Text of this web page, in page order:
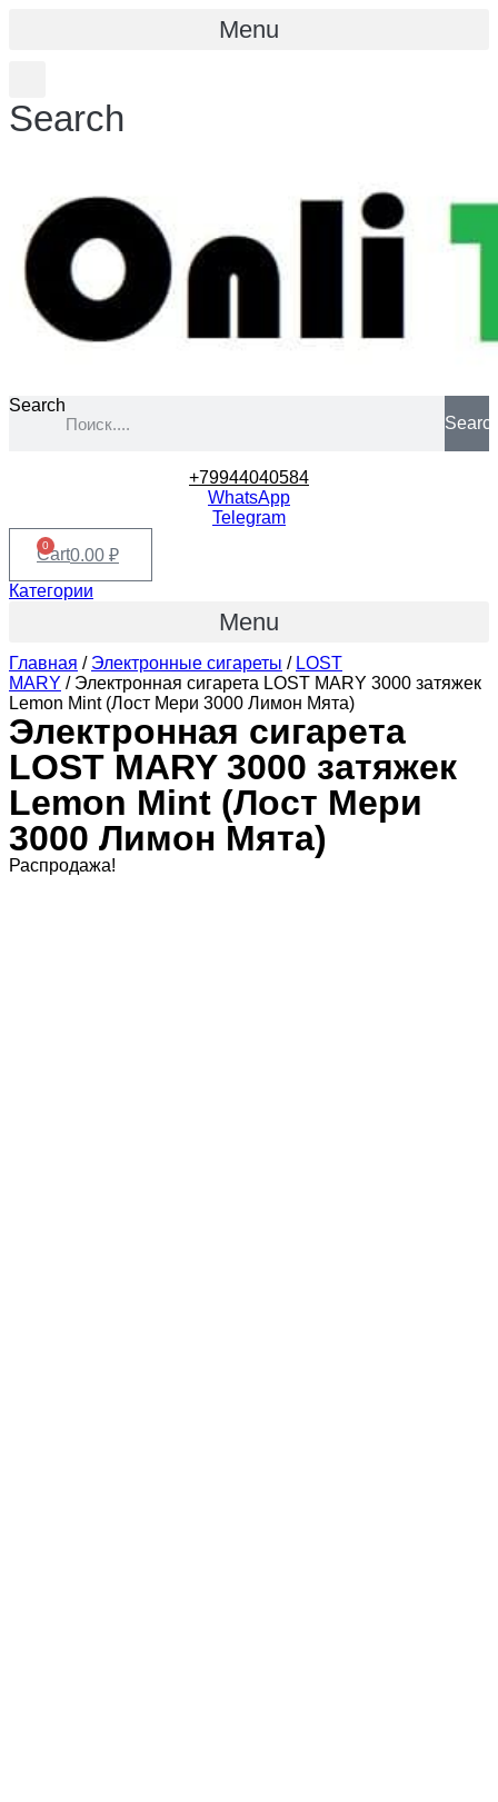
Menu
Search
Search
+79944040584
WhatsApp
Telegram
0.00 ₽
0
Cart
Категории
Menu
Главная / Электронные сигареты / LOST
MARY / Электронная сигарета LOST MARY 3000 затяжек
Lemon Mint (Лост Мери 3000 Лимон Мята)
Электронная сигарета
LOST MARY 3000 затяжек
Lemon Mint (Лост Мери
3000 Лимон Мята)
Распродажа!